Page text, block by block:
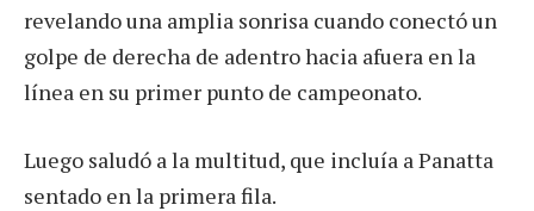
revelando una amplia sonrisa cuando conectó un
golpe de derecha de adentro hacia afuera en la
línea en su primer punto de campeonato.
Luego saludó a la multitud, que incluía a Panatta
sentado en la primera fila.